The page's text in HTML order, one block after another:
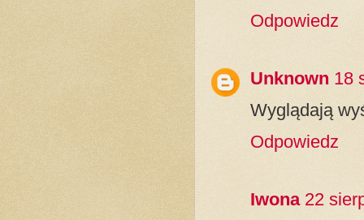
Odpowiedz
Unknown 18
Wyglądają
Odpowiedz
Iwona 22